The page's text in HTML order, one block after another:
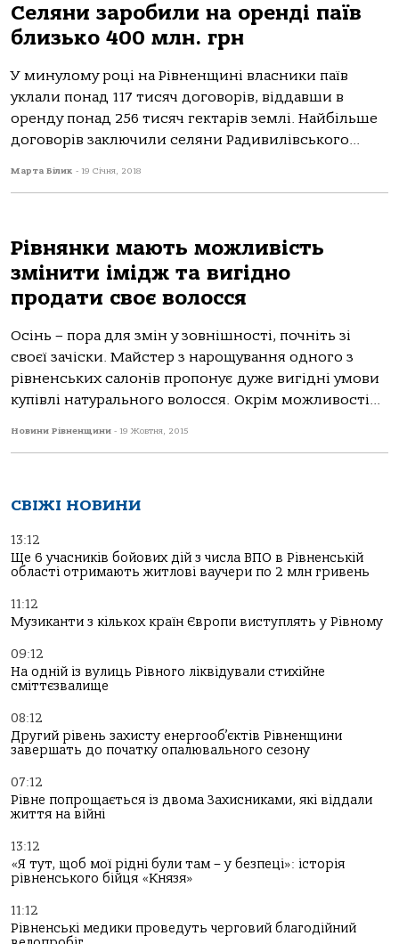
Селяни заробили на оренді паїв
близько 400 млн. грн
У минулому році на Рівненщині власники паїв
уклали понад 117 тисяч договорів, віддавши в
оренду понад 256 тисяч гектарів землі. Найбільше
договорів заключили селяни Радивилівського...
Марта Білик - 19 Січня, 2018
Рівнянки мають можливість
змінити імідж та вигідно
продати своє волосся
Осінь – пора для змін у зовнішності, почніть зі
своєї зачіски. Майстер з нарощування одного з
рівненських салонів пропонує дуже вигідні умови
купівлі натурального волосся. Окрім можливості...
Новини Рівненщини - 19 Жовтня, 2015
СВІЖІ НОВИНИ
13:12
Ще 6 учасників бойових дій з числа ВПО в Рівненській
області отримають житлові ваучери по 2 млн гривень
11:12
Музиканти з кількох країн Європи виступлять у Рівному
09:12
На одній із вулиць Рівного ліквідували стихійне
сміттєзвалище
08:12
Другий рівень захисту енергооб’єктів Рівненщини
завершать до початку опалювального сезону
07:12
Рівне попрощається із двома Захисниками, які віддали
життя на війні
13:12
«Я тут, щоб мої рідні були там – у безпеці»: історія
рівненського бійця «Князя»
11:12
Рівненські медики проведуть черговий благодійний